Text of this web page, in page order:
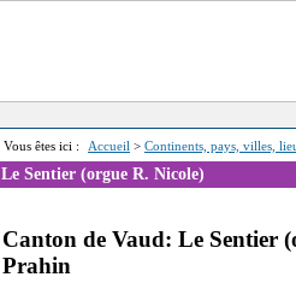
Vous êtes ici : Accueil > Continents, pays, villes,
Le Sentier (orgue R. Nicole)
Canton de Vaud: Le Sentier
Prahin